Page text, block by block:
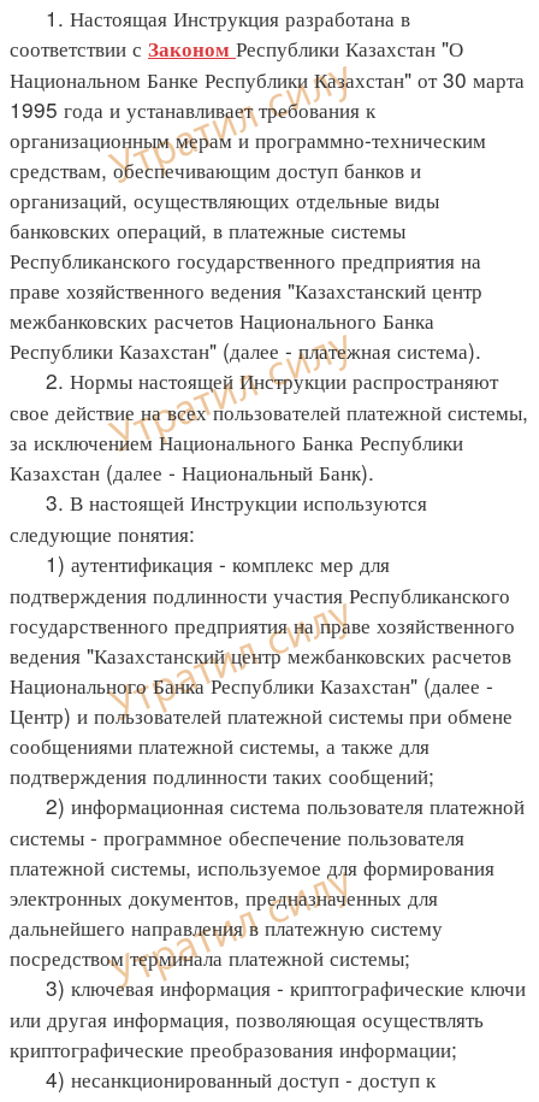
1. Настоящая Инструкция разработана в
соответствии с Законом Республики Казахстан "О
Национальном Банке Республики Казахстан" от 30 марта
1995 года и устанавливает требования к
организационным мерам и программно-техническим
средствам, обеспечивающим доступ банков и
организаций, осуществляющих отдельные виды
банковских операций, в платежные системы
Республиканского государственного предприятия на
праве хозяйственного ведения "Казахстанский центр
межбанковских расчетов Национального Банка
Республики Казахстан" (далее - платежная система).
2. Нормы настоящей Инструкции распространяют
свое действие на всех пользователей платежной системы,
за исключением Национального Банка Республики
Казахстан (далее - Национальный Банк).
3. В настоящей Инструкции используются
следующие понятия:
1) аутентификация - комплекс мер для
подтверждения подлинности участия Республиканского
государственного предприятия на праве хозяйственного
ведения "Казахстанский центр межбанковских расчетов
Национального Банка Республики Казахстан" (далее -
Центр) и пользователей платежной системы при обмене
сообщениями платежной системы, а также для
подтверждения подлинности таких сообщений;
2) информационная система пользователя платежной
системы - программное обеспечение пользователя
платежной системы, используемое для формирования
электронных документов, предназначенных для
дальнейшего направления в платежную систему
посредством терминала платежной системы;
3) ключевая информация - криптографические ключи
или другая информация, позволяющая осуществлять
криптографические преобразования информации;
4) несанкционированный доступ - доступ к